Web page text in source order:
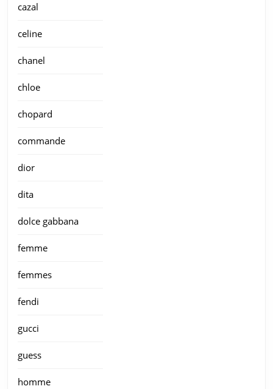
cazal
celine
chanel
chloe
chopard
commande
dior
dita
dolce gabbana
femme
femmes
fendi
gucci
guess
homme